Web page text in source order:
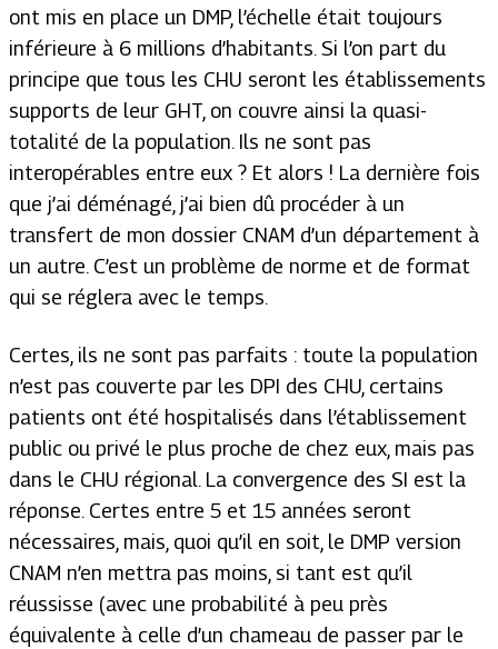
ont mis en place un DMP, l’échelle était toujours
inférieure à 6 millions d’habitants. Si l’on part du
principe que tous les CHU seront les établissements
supports de leur GHT, on couvre ainsi la quasi-
totalité de la population. Ils ne sont pas
interopérables entre eux ? Et alors ! La dernière fois
que j’ai déménagé, j’ai bien dû procéder à un
transfert de mon dossier CNAM d’un département à
un autre. C’est un problème de norme et de format
qui se réglera avec le temps.
Certes, ils ne sont pas parfaits : toute la population
n’est pas couverte par les DPI des CHU, certains
patients ont été hospitalisés dans l’établissement
public ou privé le plus proche de chez eux, mais pas
dans le CHU régional. La convergence des SI est la
réponse. Certes entre 5 et 15 années seront
nécessaires, mais, quoi qu’il en soit, le DMP version
CNAM n’en mettra pas moins, si tant est qu’il
réussisse (avec une probabilité à peu près
équivalente à celle d’un chameau de passer par le